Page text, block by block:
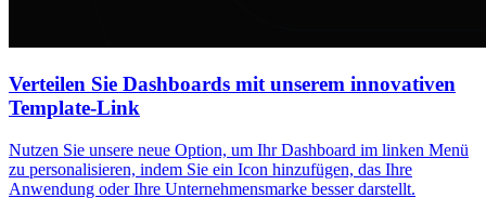
Verteilen Sie Dashboards mit unserem innovativen
Template-Link
Nutzen Sie unsere neue Option, um Ihr Dashboard im linken Menü
zu personalisieren, indem Sie ein Icon hinzufügen, das Ihre
Anwendung oder Ihre Unternehmensmarke besser darstellt.